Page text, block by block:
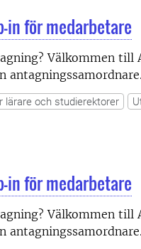
in för medarbetare
Välkommen
lärare och studierektorer
in för medarbetare
Välkommen